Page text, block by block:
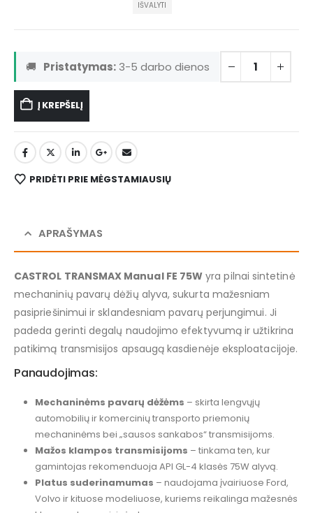
IŠVALYTI
🚚 Pristatymas: 3-5 darbo dienos
Į KREPŠELĮ
PRIDĖTI PRIE MĖGSTAMIAUSIŲ
APRAŠYMAS
CASTROL TRANSMAX Manual FE 75W yra pilnai sintetinė
mechaninių pavarų dėžių alyva, sukurta mažesniam
pasipriešinimui ir sklandesniam pavarų perjungimui. Ji
padeda gerinti degalų naudojimo efektyvumą ir užtikrina
patikimą transmisijos apsaugą kasdienėje eksploatacijoje.
Panaudojimas:
Mechaninėms pavarų dėžėms – skirta lengvųjų
automobilių ir komercinių transporto priemonių
mechaninėms bei „sausos sankabos“ transmisijoms.
Mažos klampos transmisijoms – tinkama ten, kur
gamintojas rekomenduoja API GL-4 klasės 75W alyvą.
Platus suderinamumas – naudojama įvairiuose Ford,
Volvo ir kituose modeliuose, kuriems reikalinga mažesnės